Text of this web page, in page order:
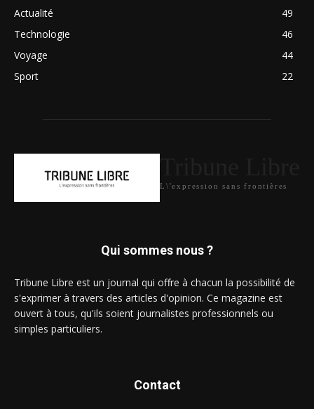
Actualité
49
Technologie
46
Voyage
44
Sport
22
L\'expression sans frontières
Qui sommes nous ?
Tribune Libre est un journal qui offre à chacun la possibilité de
s'exprimer à travers des articles d'opinion. Ce magazine est
ouvert à tous, qu'ils soient journalistes professionnels ou
simples particuliers.
Contact